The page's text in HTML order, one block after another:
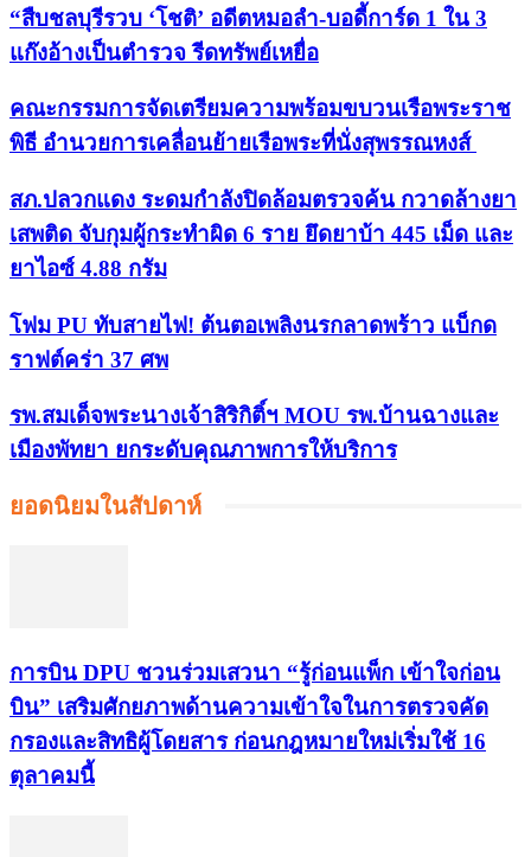
“สืบชลบุรีรวบ ‘โชติ’ อดีตหมอลำ-บอดี้การ์ด 1 ใน 3
แก๊งอ้างเป็นตำรวจ รีดทรัพย์เหยื่อ
คณะกรรมการจัดเตรียมความพร้อมขบวนเรือพระราช
พิธี อำนวยการเคลื่อนย้ายเรือพระที่นั่งสุพรรณหงส์
สภ.ปลวกแดง ระดมกำลังปิดล้อมตรวจค้น กวาดล้างยา
เสพติด จับกุมผู้กระทำผิด 6 ราย ยึดยาบ้า 445 เม็ด และ
ยาไอซ์ 4.88 กรัม
โฟม PU ทับสายไฟ! ต้นตอเพลิงนรกลาดพร้าว แบ็กด
ราฟต์คร่า 37 ศพ
รพ.สมเด็จพระนางเจ้าสิริกิติ์ฯ MOU รพ.บ้านฉางและ
เมืองพัทยา ยกระดับคุณภาพการให้บริการ
ยอดนิยมในสัปดาห์
การบิน DPU ชวนร่วมเสวนา “รู้ก่อนแพ็ก เข้าใจก่อน
บิน” เสริมศักยภาพด้านความเข้าใจในการตรวจคัด
กรองและสิทธิผู้โดยสาร ก่อนกฎหมายใหม่เริ่มใช้ 16
ตุลาคมนี้